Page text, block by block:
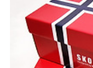
리 빼는 법에 대해서 간단
가락식 식사량을 줄인다.
않는다. 3. 칼로리가 낮은
다. 4. 현미, 통 밀가루, 잡
김, 미역 등의 해조류와